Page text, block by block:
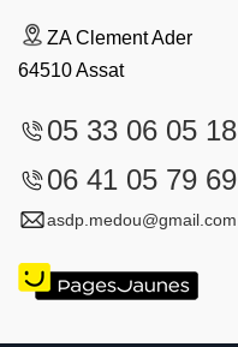
ZA Clement Ader
64510 Assat
05 33 06 05 18
06 41 05 79 69
asdp.medou@gmail.com